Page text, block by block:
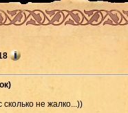
не жалко...))